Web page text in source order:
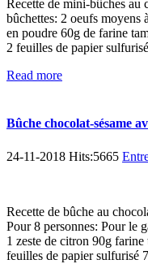
Recette de mini-bûches
bûchettes: 2 oeufs moyens
en poudre 60g de farine
2 feuilles de papier
Read more
Bûche chocolat-sésame
24-11-2018 Hits:5665
Recette de bûche au
Pour 8 personnes: Pour le
1 zeste de citron 90g
feuilles de papier sulfurisé